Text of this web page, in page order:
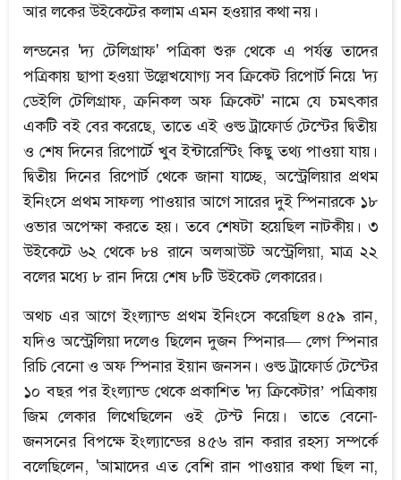
আর লকের উইকেটের কলাম এমন হওয়ার কথা নয়।
লন্ডনের 'দ্য টেলিগ্রাফ' পত্রিকা শুরু থেকে এ পর্যন্ত তাদের
পত্রিকায় ছাপা হওয়া উল্লেখযোগ্য সব ক্রিকেট রিপোর্ট নিয়ে 'দ্য
ডেইলি টেলিগ্রাফ, ক্রনিকল অফ ক্রিকেট' নামে যে চমৎকার
একটি বই বের করেছে, তাতে এই ওল্ড ট্রাফোর্ড টেস্টের দ্বিতীয়
ও শেষ দিনের রিপোর্টে খুব ইন্টারেস্টিং কিছু তথ্য পাওয়া যায়।
দ্বিতীয় দিনের রিপোর্ট থেকে জানা যাচ্ছে, অস্ট্রেলিয়ার প্রথম
ইনিংসে প্রথম সাফল্য পাওয়ার আগে সারের দুই স্পিনারকে ১৮
ওভার অপেক্ষা করতে হয়। তবে শেষটা হয়েছিল নাটকীয়। ৩
উইকেটে ৬২ থেকে ৮৪ রানে অলআউট অস্ট্রেলিয়া, মাত্র ২২
বলের মধ্যে ৮ রান দিয়ে শেষ ৮টি উইকেট লেকারের।
অথচ এর আগে ইংল্যান্ড প্রথম ইনিংসে করেছিল ৪৫৯ রান,
যদিও অস্ট্রেলিয়া দলেও ছিলেন দুজন স্পিনার— লেগ স্পিনার
রিচি বেনো ও অফ স্পিনার ইয়ান জনসন। ওল্ড ট্রাফোর্ড টেস্টের
১০ বছর পর ইংল্যান্ড থেকে প্রকাশিত 'দ্য ক্রিকেটার’ পত্রিকায়
জিম লেকার লিখেছিলেন ওই টেস্ট নিয়ে। তাতে বেনো-
জনসনের বিপক্ষে ইংল্যান্ডের ৪৫৬ রান করার রহস্য সম্পর্কে
বলেছিলেন, 'আমাদের এত বেশি রান পাওয়ার কথা ছিল না,